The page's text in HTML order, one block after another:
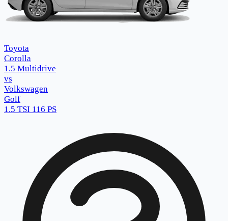
Toyota
Corolla
1.5 Multidrive
vs
Volkswagen
Golf
1.5 TSI 116 PS